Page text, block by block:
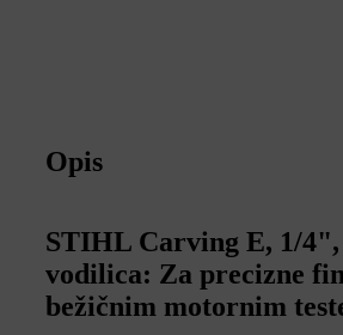
Opis
STIHL Carving E, 1/4",
vodilica: Za precizne
bežičnim motornim